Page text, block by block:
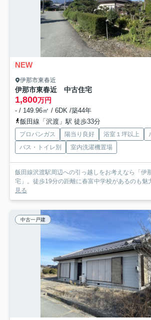
NEW
伊那市東春近
伊那市東春近 中古住宅
1,800万円
- / 149.96㎡ / 6DK /築44年
飯田線「沢渡」駅 徒歩33分
プロパンガス 陽当り良好 浴室１坪以上
バス・トイレ別
室内洗濯機置場
飯田線沢渡駅周辺への引っ越しをお考えなら「
宅」。徒歩19分の距離に春富中学校があるのも魅
見る
中古一戸建